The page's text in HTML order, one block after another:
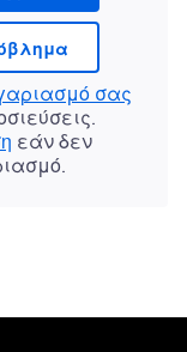
σας
εάν δεν